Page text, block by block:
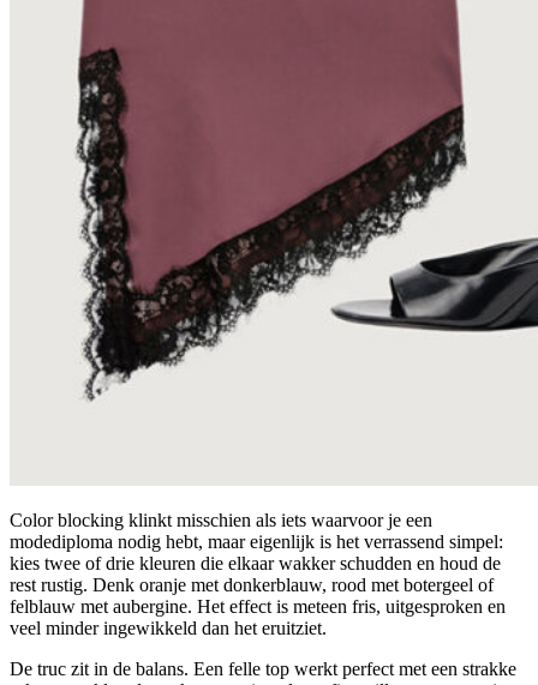
Color blocking klinkt misschien als iets waarvoor je een
modediploma nodig hebt, maar eigenlijk is het verrassend simpel:
kies twee of drie kleuren die elkaar wakker schudden en houd de
rest rustig. Denk oranje met donkerblauw, rood met botergeel of
felblauw met aubergine. Het effect is meteen fris, uitgesproken en
veel minder ingewikkeld dan het eruitziet.
De truc zit in de balans. Een felle top werkt perfect met een strakke